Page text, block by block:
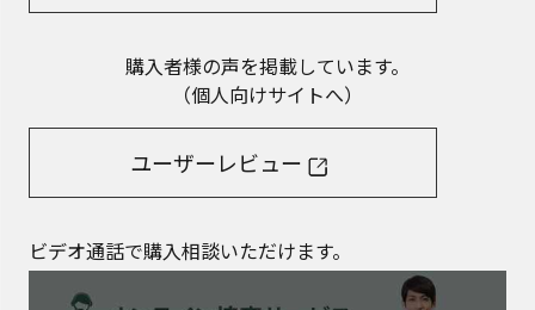
購入者様の声を掲載しています。
（個人向けサイトへ）
ユーザーレビュー
ビデオ通話で購入相談いただけます。